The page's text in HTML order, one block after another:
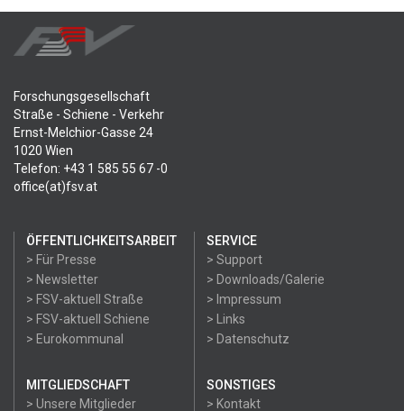
Forschungsgesellschaft
Straße - Schiene - Verkehr
Ernst-Melchior-Gasse 24
1020 Wien
Telefon: +43 1 585 55 67 -0
office(at)fsv.at
ÖFFENTLICHKEITSARBEIT
> Für Presse
> Newsletter
> FSV-aktuell Straße
> FSV-aktuell Schiene
> Eurokommunal
SERVICE
> Support
> Downloads/Galerie
> Impressum
> Links
> Datenschutz
MITGLIEDSCHAFT
> Unsere Mitglieder
SONSTIGES
> Kontakt